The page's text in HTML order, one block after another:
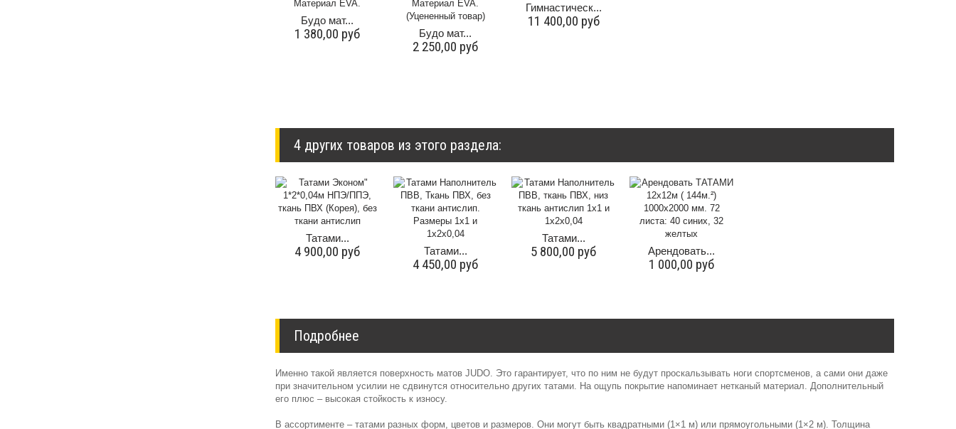
Будо мат...
1 380,00 руб Будо мат...
2 250,00 руб
Гимнастическ...
11 400,00 руб
4 других товаров из этого раздела:
Татами...
4 900,00 руб Татами...
4 450,00 руб
Татами...
5 800,00 руб Арендовать...
1 000,00 руб
Подробнее
Именно такой является поверхность матов JUDO. Это гарантирует, что по ним не будут проскальзывать ноги спортсменов, а сами они даже
при значительном усилии не сдвинутся относительно других татами. На ощупь покрытие напоминает нетканый материал. Дополнительный
его плюс – высокая стойкость к износу.
В ассортименте – татами разных форм, цветов и размеров. Они могут быть квадратными (1×1 м) или прямоугольными (1×2 м). Толщина